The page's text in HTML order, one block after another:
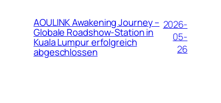
AOULINK Awakening Journey –
Globale Roadshow-Station in
Kuala Lumpur erfolgreich
abgeschlossen
2026-
05-
26